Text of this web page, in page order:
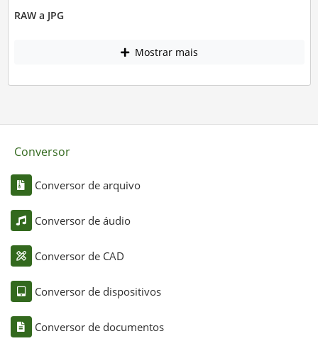
RAW a JPG
Mostrar mais
Conversor
Conversor de arquivo
Conversor de áudio
Conversor de CAD
Conversor de dispositivos
Conversor de documentos